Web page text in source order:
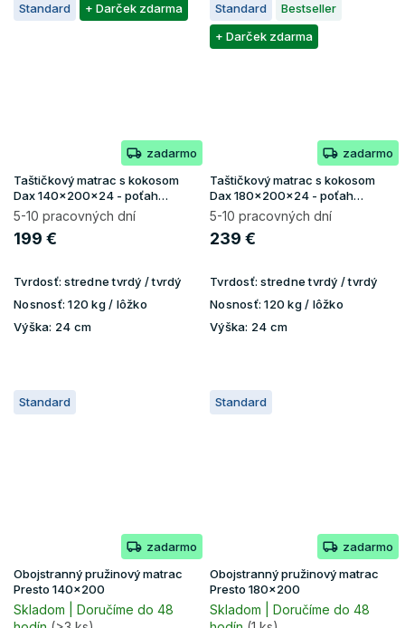
Standard + Darček zdarma
zadarmo
Taštičkový matrac s kokosom
Dax 140x200x24 - poťah
Lavender
5-10 pracovných dní
199 €
Tvrdosť: stredne tvrdý / tvrdý
Nosnosť: 120 kg / lôžko
Výška: 24 cm
Standard
Bestseller
+ Darček zdarma
zadarmo
Taštičkový matrac s kokosom
Dax 180x200x24 - poťah
Lavender
5-10 pracovných dní
239 €
Tvrdosť: stredne tvrdý / tvrdý
Nosnosť: 120 kg / lôžko
Výška: 24 cm
Standard
zadarmo
Obojstranný pružinový matrac
Presto 140x200
Skladom | Doručíme do 48
Standard
zadarmo
Obojstranný pružinový matrac
Presto 180x200
Skladom | Doručíme do 48